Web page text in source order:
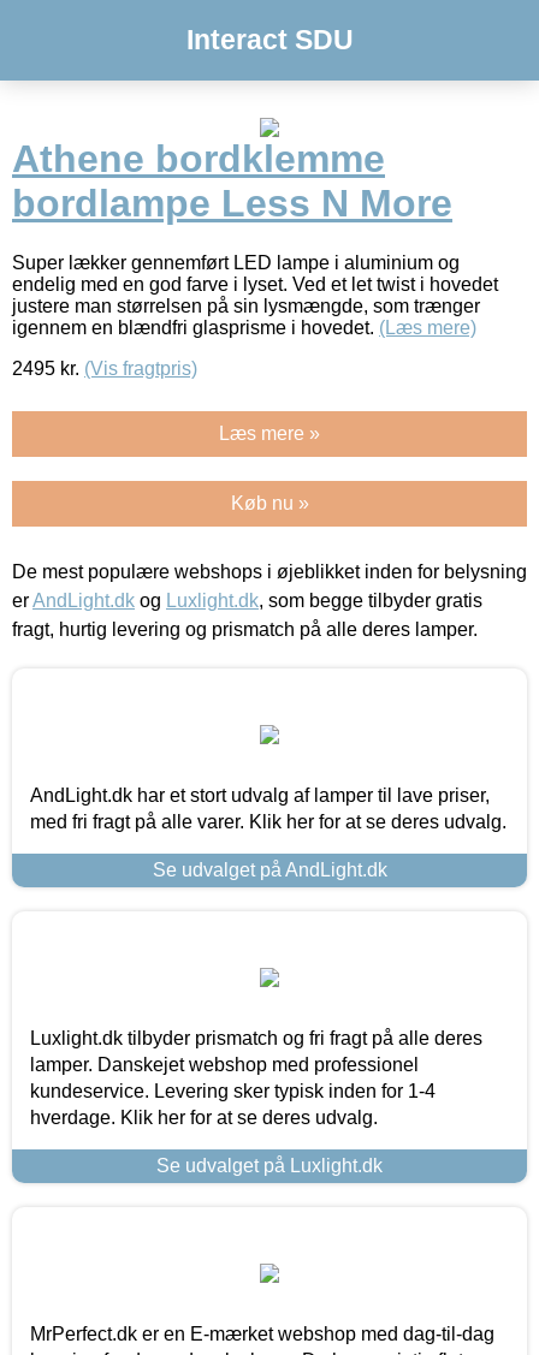
Interact SDU
Athene bordklemme
bordlampe Less N More
Super lækker gennemført LED lampe i aluminium og
endelig med en god farve i lyset. Ved et let twist i hovedet
justere man størrelsen på sin lysmængde, som trænger
igennem en blændfri glasprisme i hovedet. (Læs mere)
2495 kr. (Vis fragtpris)
Læs mere »
Køb nu »
De mest populære webshops i øjeblikket inden for belysning
erAndLight.dk og Luxlight.dk, som begge tilbyder gratis
fragt, hurtig levering og prismatch på alle deres lamper.
AndLight.dk har et stort udvalg af lamper til lave priser,
med fri fragt på alle varer. Klik her for at se deres udvalg.
Se udvalget på AndLight.dk
Luxlight.dk tilbyder prismatch og fri fragt på alle deres
lamper. Danskejet webshop med professionel
kundeservice. Levering sker typisk inden for 1-4
hverdage. Klik her for at se deres udvalg.
Se udvalget på Luxlight.dk
MrPerfect.dk er en E-mærket webshop med dag-til-dag